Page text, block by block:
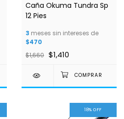
Caña Okuma Tundra Sp
12 Pies
3 meses sin intereses de
$470
$1,660 $1,410
18%OFF